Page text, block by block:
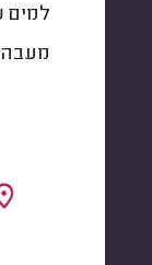
למים
מעבה